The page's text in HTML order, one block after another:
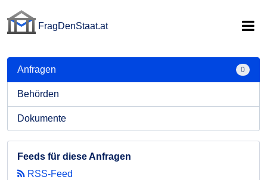
FragDenStaat.at
Anfragen 0
Behörden
Dokumente
Feeds für diese Anfragen
RSS-Feed